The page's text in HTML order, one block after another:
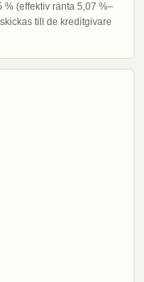
(effektiv ränta 5,07 %–
till de kreditgivare